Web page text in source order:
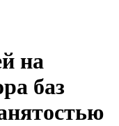
на
баз